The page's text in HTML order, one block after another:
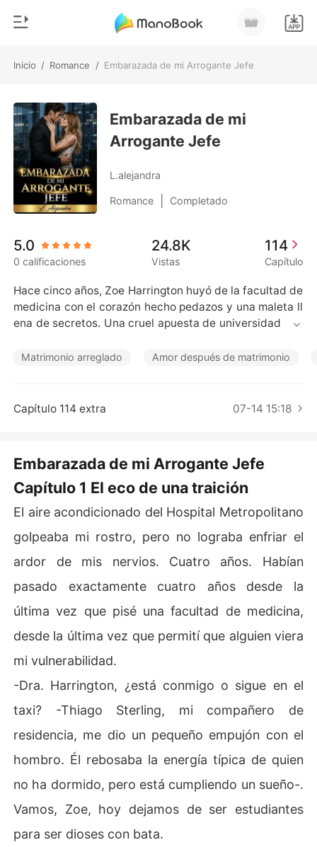
Inicio / Romance / Embarazada de mi Arrogante Jefe
Recargar
Historia
Salir
Instalar APP
Género
Moderno
Hombre Lobo
Cuentos
Urbano
Cuentos Cortos
Embarazada de mi
Arrogante Jefe
L.alejandra
Romance Completado
5.0
0 calificaciones
24.8K
Vistas
114
Capítulo
Hace cinco años, Zoe Harrington huyó de la facultad de
medicina con el corazón hecho pedazos y una maleta ll
ena de secretos. Una cruel apuesta de universidad le e
d, ella solo era un juego de una noche. O eso fue lo que
Ahora, Zoe ha regresado al hospital como residente, per
Ian Blackwood no es el mismo chico que ella conoció; a
ue quema. Al verla de nuevo, él decide que la humillació
n que sintió cuando ella desapareció no quedará impun
se reavivan, un embarazo inesperado
Matrimonio arreglado Amor después de matrimonio
Capítulo 114 extra 07-14 15:18
Embarazada de mi Arrogante Jefe
Capítulo 1 El eco de una traición
El aire acondicionado del Hospital Metropolitano
golpeaba mi rostro, pero no lograba enfriar el
ardor de mis nervios. Cuatro años. Habían
pasado exactamente cuatro años desde la
última vez que pisé una facultad de medicina,
desde la última vez que permití que alguien viera
mi vulnerabilidad.
-Dra. Harrington, ¿está conmigo o sigue en el
taxi? -Thiago Sterling, mi compañero de
residencia, me dio un pequeño empujón con el
hombro. Él rebosaba la energía típica de quien
no ha dormido, pero está cumpliendo un sueño-.
Vamos, Zoe, hoy dejamos de ser estudiantes
para ser dioses con bata.